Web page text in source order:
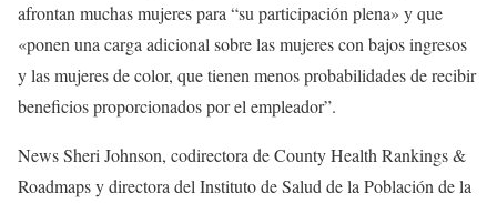
afrontan muchas mujeres para “su participación plena» y que
«ponen una carga adicional sobre las mujeres con bajos ingresos
y las mujeres de color, que tienen menos probabilidades de recibir
beneficios proporcionados por el empleador”.
News Sheri Johnson, codirectora de County Health Rankings &
Roadmaps y directora del Instituto de Salud de la Población de la